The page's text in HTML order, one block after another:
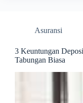
Asuransi
3 Keuntungan
Tabungan Biasa